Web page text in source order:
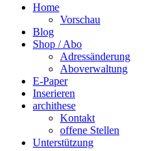
Home
Vorschau
Blog
Shop / Abo
Adressänderung
Aboverwaltung
E-Paper
Inserieren
archithese
Kontakt
offene Stellen
Unterstützung